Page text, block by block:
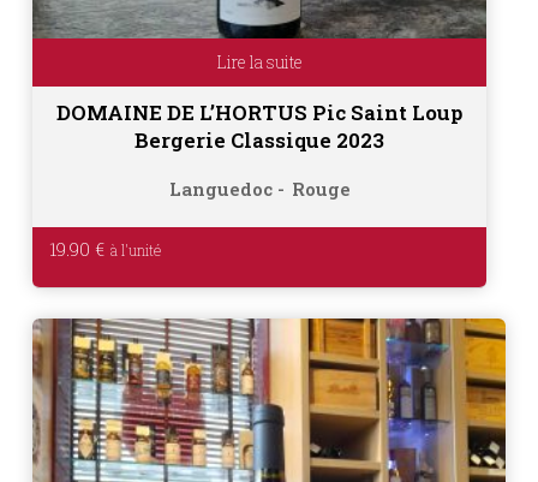
Lire la suite
DOMAINE DE L’HORTUS Pic Saint Loup
Bergerie Classique 2023
Languedoc Rouge
19.90 €